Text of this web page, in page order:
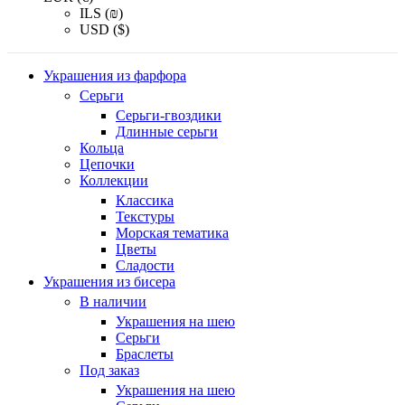
ILS (₪)
USD ($)
Украшения из фарфора
Серьги
Серьги-гвоздики
Длинные серьги
Кольца
Цепочки
Коллекции
Классика
Текстуры
Морская тематика
Цветы
Сладости
Украшения из бисера
В наличии
Украшения на шею
Серьги
Браслеты
Под заказ
Украшения на шею